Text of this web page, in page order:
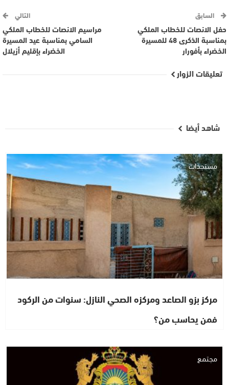
السابق
حفل الانصات للخطاب الملكي
بمناسبة الذكرى 48 للمسيرة
الخضراء بأفورار
التالي
مراسيم الانصات للخطاب الملكي
السامي بمناسبة عيد المسيرة
الخضراء بإقليم أزيلال
تعليقات الزوار
شاهد أيضا
مستجدات
مركز بزو الصاعد ومركزه الصحي النازل: سنوات من الركود
فمن يحاسب من؟
مجتمع